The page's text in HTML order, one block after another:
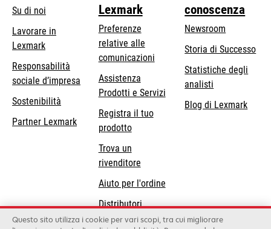
Su di noi
Lavorare in
Lexmark
Responsabilità
sociale d’impresa
scheda
Sostenibilità
Partner Lexmark
Lexmark
Preferenze
relative alle
comunicazioni
Assistenza
Prodotti e Servizi
Registra il tuo
prodotto
Trova un
rivenditore
Aiuto per l'ordine
Distributori
Lexmark
conoscenza
Newsroom
Storia di Successo
Statistiche degli
analisti
Blog di Lexmark
Questo sito utilizza i cookie per vari scopi, tra cui migliorare